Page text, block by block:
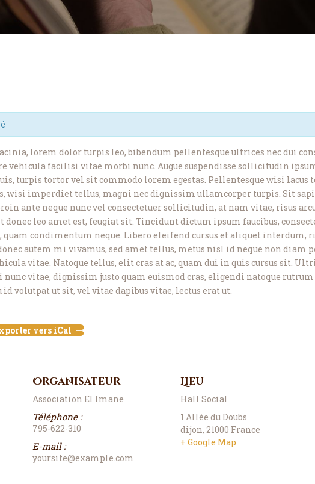
lorem dolor turpis leo, bibendum pellentesque ultrices nec dui
vehicula facilisi vitae morbi nunc. Augue suspendisse sollicitudin
turpis tortor vel sit commodo lorem egestas. Pellentesque wisi lacus
wisi imperdiet tellus, magni nec dignissim ullamcorper turpis. Sit
ante neque nunc vel consectetuer sollicitudin, at nam vitae, risus
donec leo amet est, feugiat sit. Tincidunt dictum ipsum faucibus,
quam condimentum neque. Libero eleifend cursus et aliquet interdum,
autem mi vivamus, sed amet tellus, metus nisl id neque non diam
vitae. Natoque tellus, elit cras at ac, quam dui in quis cursus sit.
nunc vitae, dignissim justo quam euismod cras, eligendi natoque
id volutpat ut sit, vel vitae dapibus vitae, lectus erat ut.
vers iCal
Organisateur
Association El Imane
Téléphone :
795-622-310
E-mail :
yoursite@example.com
Lieu
Hall Social
1 Allée du Doubs
dijon, 21000 France
+ Google Map